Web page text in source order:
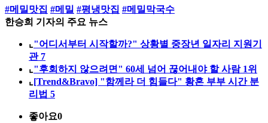
#메밀맛집 #메밀 #평냉맛집 #메밀막국수
한승희 기자의 주요 뉴스
⌞ "어디서부터 시작할까?" 상황별 중장년 일자리 지원기
관 7
⌞ "후회하지 않으려면" 60세 넘어 끊어내야 할 사람 1위
⌞ [Trend&Bravo] "함께라 더 힘들다" 황혼 부부 시간 분
리법 5
좋아요0